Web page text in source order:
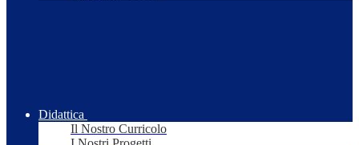
Didattica
Il Nostro Curricolo